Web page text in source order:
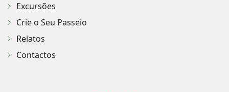
Excursões
Crie o Seu Passeio
Relatos
Contactos